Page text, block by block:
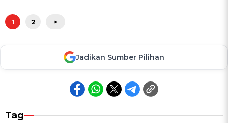
1 2 >
Jadikan Sumber Pilihan
Tag